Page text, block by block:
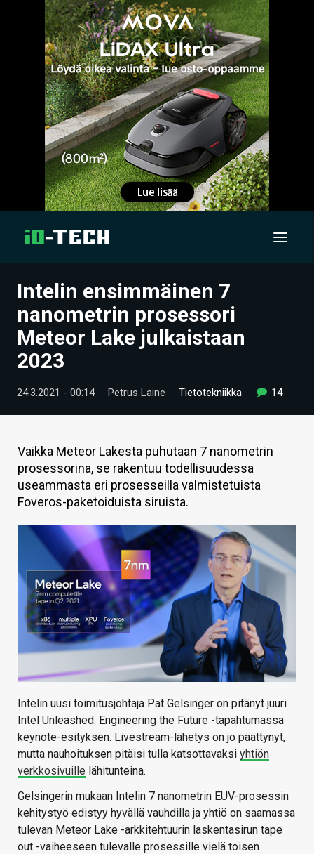
UUTISET
ARTIKKELIT
VIDEOT
TECHBBS
HINTA.FI
KAUPPA
VAIHDA TEEMA
HAKU
Intelin ensimmäinen 7
nanometrin prosessori
Meteor Lake julkaistaan
2023
24.3.2021 - 00:14 Petrus Laine Tietotekniikka 14
Vaikka Meteor Lakesta puhutaan 7 nanometrin
prosessorina, se rakentuu todellisuudessa
useammasta eri prosesseilla valmistetuista
Foveros-paketoiduista siruista.
Intelin uusi toimitusjohtaja Pat Gelsinger on pitänyt juuri
Intel Unleashed: Engineering the Future -tapahtumassa
keynote-esityksen. Livestream-lähetys on jo päättynyt,
mutta nauhoituksen pitäisi tulla katsottavaksi yhtiön
verkkosivuille lähitunteina.
Gelsingerin mukaan Intelin 7 nanometrin EUV-prosessin
kehitystyö edistyy hyvällä vauhdilla ja yhtiö on saamassa
tulevan Meteor Lake -arkkitehtuurin laskentasirun tape
out -vaiheeseen tulevalle prosessille vielä toisen